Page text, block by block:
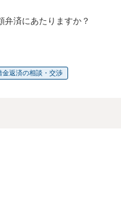
弁済にあたりますか？
金返済の相談・交渉